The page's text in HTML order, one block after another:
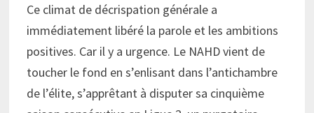
Ce climat de décrispation générale a
immédiatement libéré la parole et les ambitions
positives. Car il y a urgence. Le NAHD vient de
toucher le fond en s’enlisant dans l’antichambre
de l’élite, s’apprêtant à disputer sa cinquième